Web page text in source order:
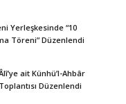
Yerleşkesinde “10
Töreni” Düzenlendi
ait Künhü’l-Ahbâr
Düzenlendi